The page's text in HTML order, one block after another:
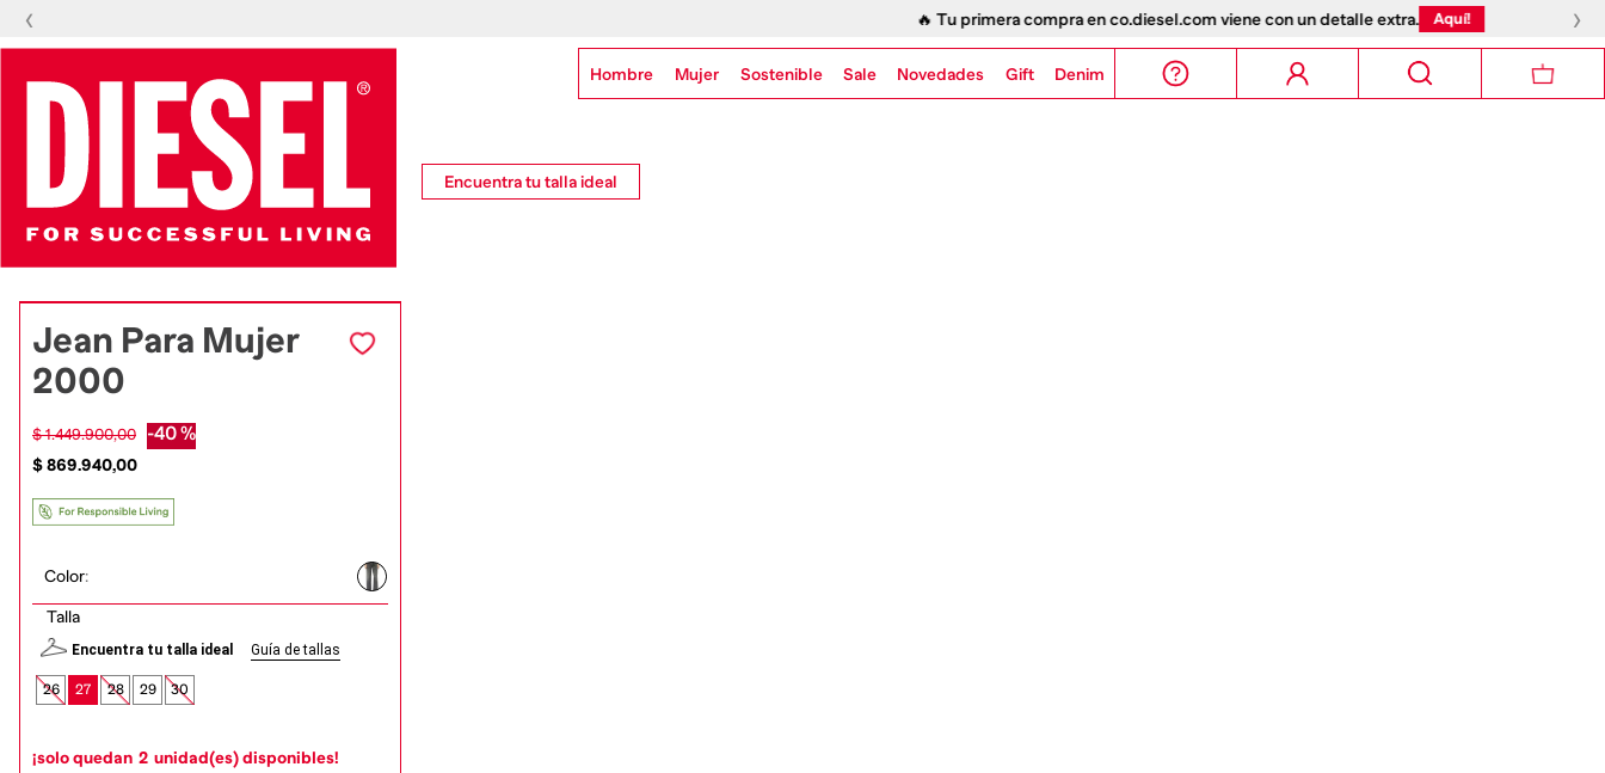
‹ 🔥 Tu primera compra en co.diesel.com viene con un detalle extra. Aquí! ›
Hombre Mujer Sostenible Sale Novedades Gift Denim
Encuentra tu talla ideal
Jean Para Mujer
2000
$ 1.449.900,00 -40 %
$869.940,00
Color:
Talla
Encuentra tu talla ideal Guía de tallas
26 27 28 29 30
¡solo quedan 2 unidad(es) disponibles!